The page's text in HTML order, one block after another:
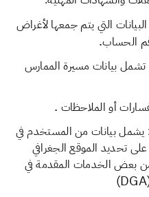
التي يتم جمعها لأغراض
الحساب.
تشمل بيانات مسيرة الممارس
أو الملاحظات .
يشمل بيانات من المستخدم في
تحديد الموقع الجغرافي
بعض الخدمات المقدمة في